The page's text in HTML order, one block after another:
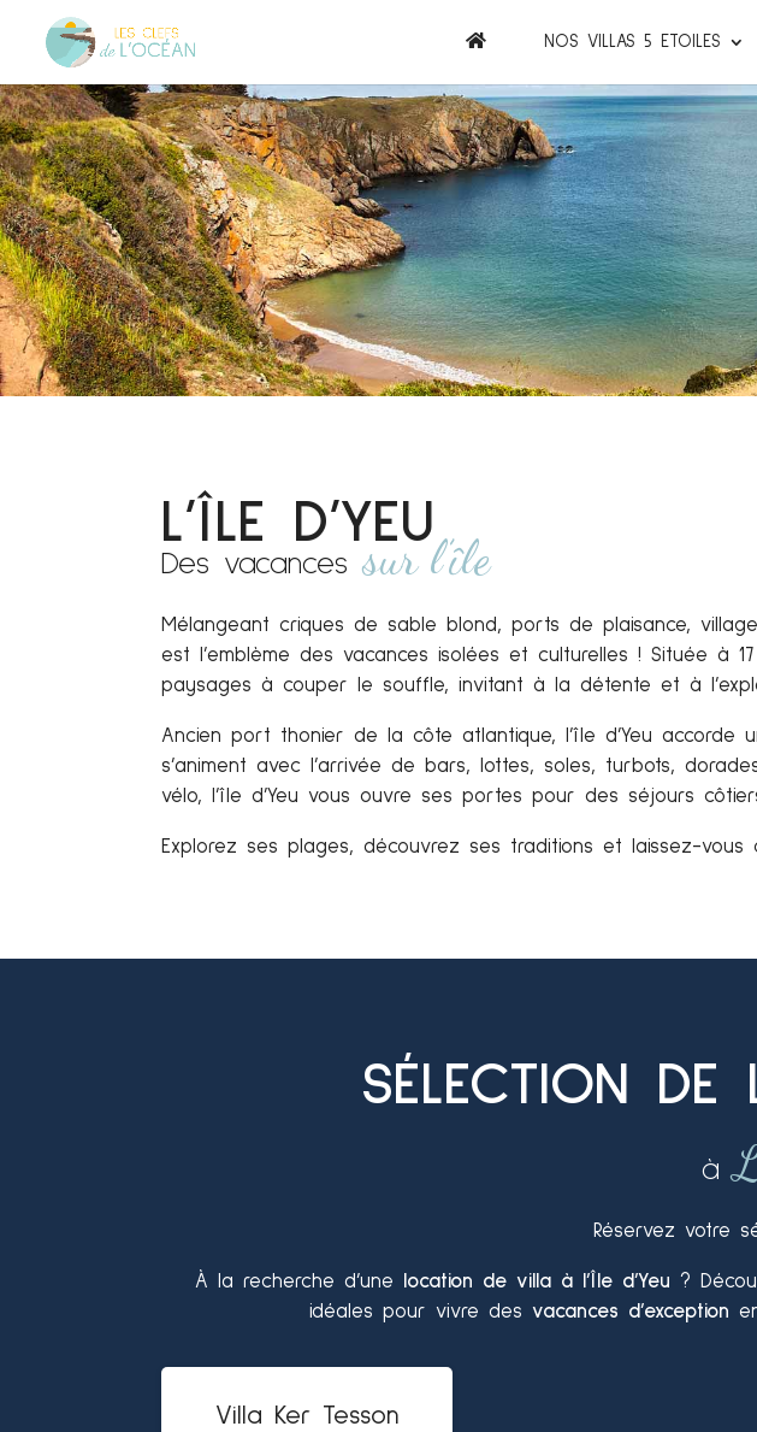
NOS VILLAS 5 ETOILES
L’ÎLE D’YEU
Des vacancessur l’île
Mélangeant criques de sable blond, ports de plaisance,
est l’emblème des vacances isolées et culturelles ! Située à
paysages à couper le souffle, invitant à la détente et à
Ancien port thonier de la côte atlantique, l’île d’Yeu
s’animent avec l’arrivée de bars, lottes, soles, turbots,
vélo, l’île d’Yeu vous ouvre ses portes pour des séjours
Explorez ses plages, découvrez ses traditions et laissez-
SÉLECTION
à
Réservez votre
À la recherche d’une location de villa à l’Île d’Yeu ?
idéales pour vivre des vacances d’exception
Villa Ker Tesson